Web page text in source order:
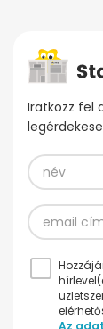
Iratkozz fel
Az